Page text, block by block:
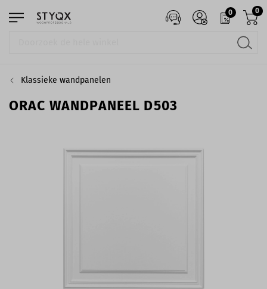
0 0
Klassieke wandpanelen
ORAC WANDPANEEL D503